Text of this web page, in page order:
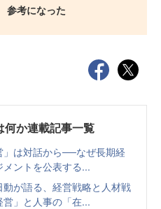
参考になった
何か連載記事一覧
は対話から──なぜ長期経
ントを公表する...
が語る、経営戦略と人材戦
」と人事の「在...